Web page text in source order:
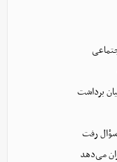
برداشت
سؤال رفت
می‌دهد